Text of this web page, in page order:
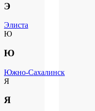
Э
Элиста
Ю
Ю
Южно-Сахалинск
Я
Я